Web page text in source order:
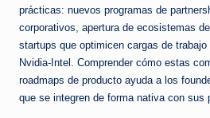
prácticas: nuevos programas de
corporativos, apertura de ecosistemas
startups que optimicen cargas de trabajo
Nvidia‑Intel. Comprender cómo estas
roadmaps de producto ayuda a los
que se integren de forma nativa con sus